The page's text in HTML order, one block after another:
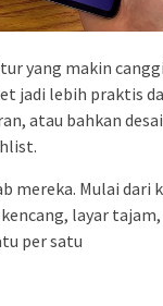
yang makin
jadi lebih praktis
atau bahkan
mereka. Mulai dari
layar tajam,
per satu